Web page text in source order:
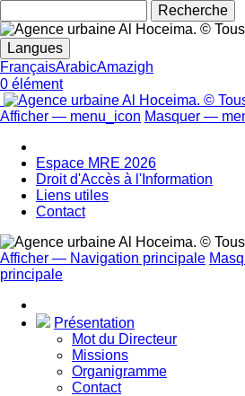
Langues
FrançaisArabicAmazigh
0 élément
Afficher — menu_icon Masquer —
Espace MRE 2026
Droit d'Accès à l'Information
Liens utiles
Contact
Navigation
principale
Afficher — Navigation principale
principale
Présentation
Mot du Directeur
Missions
Organigramme
Contact